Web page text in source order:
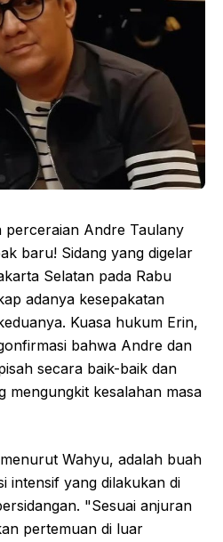
perceraian Andre Taulany
baru! Sidang yang digelar
Selatan pada Rabu
adanya kesepakatan
Kuasa hukum Erin,
bahwa Andre dan
secara baik-baik dan
mengungkit kesalahan masa
Wahyu, adalah buah
intensif yang dilakukan di
"Sesuai anjuran
pertemuan di luar